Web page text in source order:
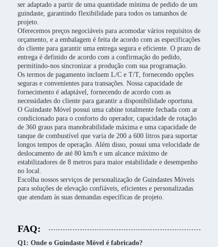
ser adaptado a partir de uma quantidade mínima de pedido de um
guindaste, garantindo flexibilidade para todos os tamanhos de
projeto.
Oferecemos preços negociáveis para acomodar vários requisitos de
orçamento, e a embalagem é feita de acordo com as especificações
do cliente para garantir uma entrega segura e eficiente. O prazo de
entrega é definido de acordo com a confirmação do pedido,
permitindo-nos sincronizar a produção com sua programação.
Os termos de pagamento incluem L/C e T/T, fornecendo opções
seguras e convenientes para transações. Nossa capacidade de
fornecimento é adaptável, fornecendo de acordo com as
necessidades do cliente para garantir a disponibilidade oportuna.
O Guindaste Móvel possui uma cabine totalmente fechada com ar
condicionado para o conforto do operador, capacidade de rotação
de 360 graus para manobrabilidade máxima e uma capacidade de
tanque de combustível que varia de 200 a 600 litros para suportar
longos tempos de operação. Além disso, possui uma velocidade de
deslocamento de até 80 km/h e um alcance máximo de
estabilizadores de 8 metros para maior estabilidade e desempenho
no local.
Escolha nossos serviços de personalização de Guindastes Móveis
para soluções de elevação confiáveis, eficientes e personalizadas
que atendam às suas demandas específicas de projeto.
FAQ:
Q1: Onde o Guindaste Móvel é fabricado?